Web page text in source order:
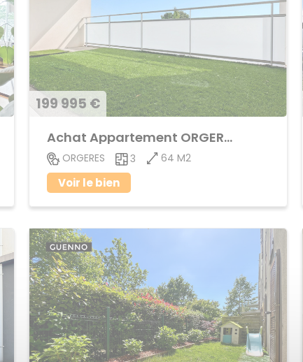
199 995 €
Achat Appartement ORGERES
ORGERES 3 64 M2
Voir le bien